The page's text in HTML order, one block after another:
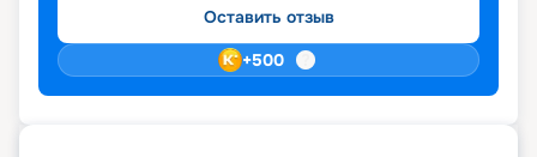
Оставить отзыв
+500